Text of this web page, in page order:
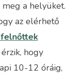
a helyüket.
az elérhető
hogy
10-12 óráig,